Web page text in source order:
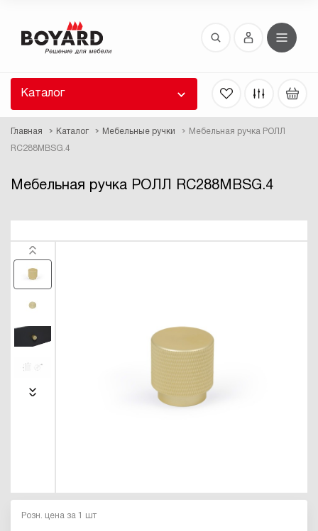
Каталог
Главная Каталог Мебельные ручки Мебельная ручка РОЛЛ
RC288MBSG.4
Мебельная ручка РОЛЛ RC288MBSG.4
Розн. цена за 1 шт
Восстановление пароля
высланы вам по E-Mail.
ссылку для восстановления